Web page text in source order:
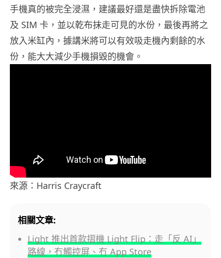
手機真的被完全浸濕，建議最好還是盡快拆除電池
及 SIM 卡，並以乾布抹走可見的水份，最後再將之
放入米缸內，據講米將可以有效吸走機內剩餘的水
份，能大大減少手機損毀的機會。
來源：Harris Craycraft
相關文章:
Light 推出首款摺機 Light Flip：走「反 AI」
路線，冇觸控屏、冇 App Store